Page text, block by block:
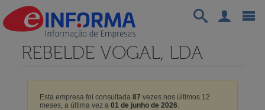
REBELDE VOGAL, LDA
Esta empresa foi consultada 87 vezes nos últimos 12
meses, a última vez a 01 de junho de 2026.